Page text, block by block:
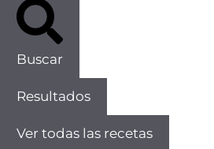
Buscar
Resultados
Ver todas las recetas